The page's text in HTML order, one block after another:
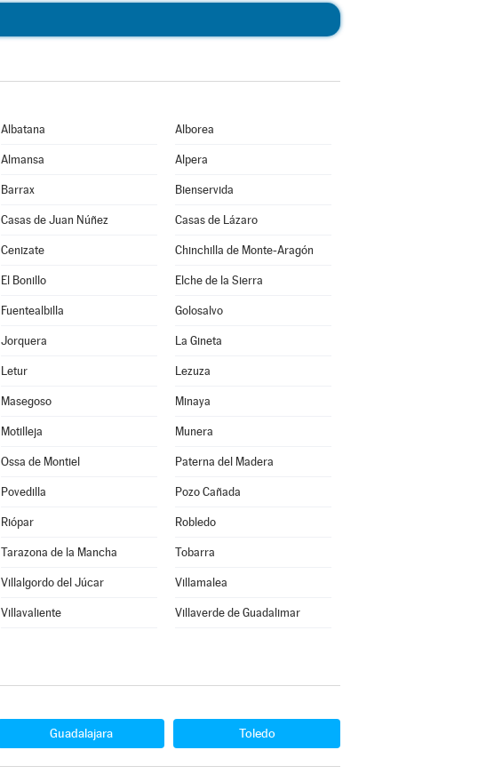
Albatana Alborea
Almansa Alpera
Barrax Bienservida
Casas de Juan Núñez Casas de Lázaro
Cenizate Chinchilla de Monte-Aragón
El Bonillo Elche de la Sierra
Fuentealbilla Golosalvo
Jorquera La Gineta
Letur Lezuza
Masegoso Minaya
Motilleja Munera
Ossa de Montiel Paterna del Madera
Povedilla Pozo Cañada
Riópar Robledo
Tarazona de la Mancha Tobarra
Villalgordo del Júcar Villamalea
Villavaliente Villaverde de Guadalimar
Guadalajara Toledo